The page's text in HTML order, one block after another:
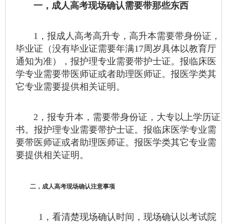
一，成人高考现场确认需要带那些东西
1，报成人高考高升专，高升本需要带身份证，
毕业证（没有毕业证需要年满17周岁具体以教育厅
通知为准），报护理专业需要带护士证。报临床医
学专业需要带医师证或者助理医师证。报医学类其
它专业需要提供相关证明。
2，报专升本，需要带身份证，大专以上学历证
书。报护理专业需要带护士证。报临床医学专业需
要带医师证或者助理医师证。报医学类其它专业需
要提供相关证明。
二，成人高考现场确认注意事项
1，看清楚现场确认时间，现场确认以考试院